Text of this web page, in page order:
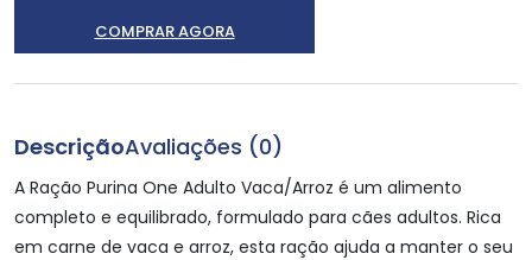
COMPRAR AGORA
DescriçãoAvaliações (0)
A Ração Purina One Adulto Vaca/Arroz é um alimento
completo e equilibrado, formulado para cães adultos. Rica
em carne de vaca e arroz, esta ração ajuda a manter o seu